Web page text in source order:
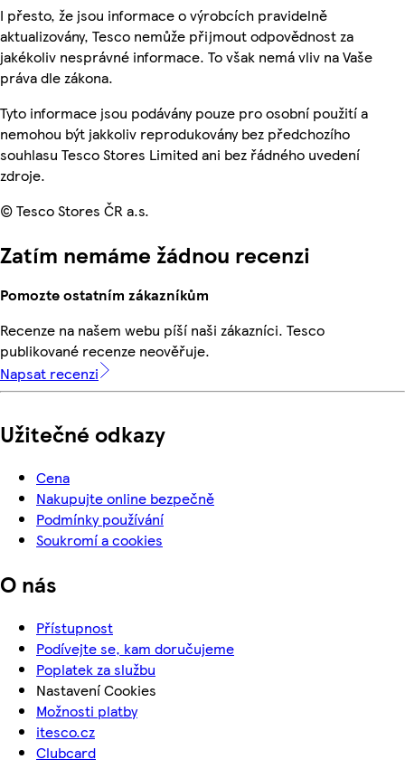
I přesto, že jsou informace o výrobcích pravidelně
aktualizovány, Tesco nemůže přijmout odpovědnost za
jakékoliv nesprávné informace. To však nemá vliv na Vaše
práva dle zákona.
Tyto informace jsou podávány pouze pro osobní použití a
nemohou být jakkoliv reprodukovány bez předchozího
souhlasu Tesco Stores Limited ani bez řádného uvedení
zdroje.
© Tesco Stores ČR a.s.
Zatím nemáme žádnou recenzi
Pomozte ostatním zákazníkům
Recenze na našem webu píší naši zákazníci. Tesco
publikované recenze neověřuje.
Napsat recenzi
Užitečné odkazy
Cena
Nakupujte online bezpečně
Podmínky používání
Soukromí a cookies
O nás
Přístupnost
Podívejte se, kam doručujeme
Poplatek za službu
Nastavení Cookies
Možnosti platby
itesco.cz
Clubcard